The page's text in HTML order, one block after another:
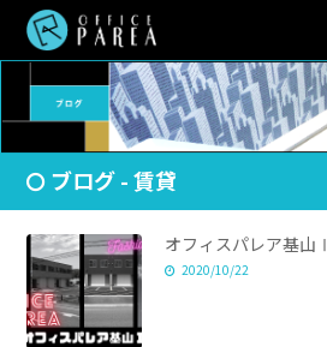
ブログ - 賃貸
オフィスパレア基山Ⅰ
2020/10/22